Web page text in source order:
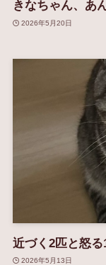
きなちゃん、あ
2026年5月20日
近づく2匹と怒る
2026年5月13日